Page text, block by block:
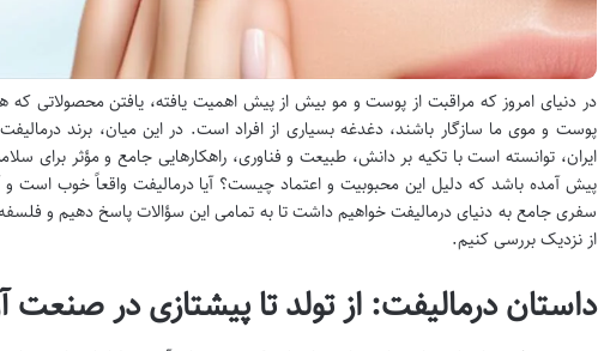
در دنیای امروز که مراقبت از پوست و مو بیش از پیش اهمیت یافته، یافتن محصولاتی
پوست و موی ما سازگار باشند، دغدغه بسیاری از افراد است. در این میان، برند
ایران، توانسته است با تکیه بر دانش، طبیعت و فناوری، راهکارهایی جامع و مؤثر برای
پیش آمده باشد که دلیل این محبوبیت و اعتماد چیست؟ آیا درمالیفت واقعاً خوب است
سفری جامع به دنیای درمالیفت خواهیم داشت تا به تمامی این سؤالات پاسخ دهیم و
از نزدیک بررسی کنیم.
داستان درمالیفت: از تولد تا پیشتازی در صنعت